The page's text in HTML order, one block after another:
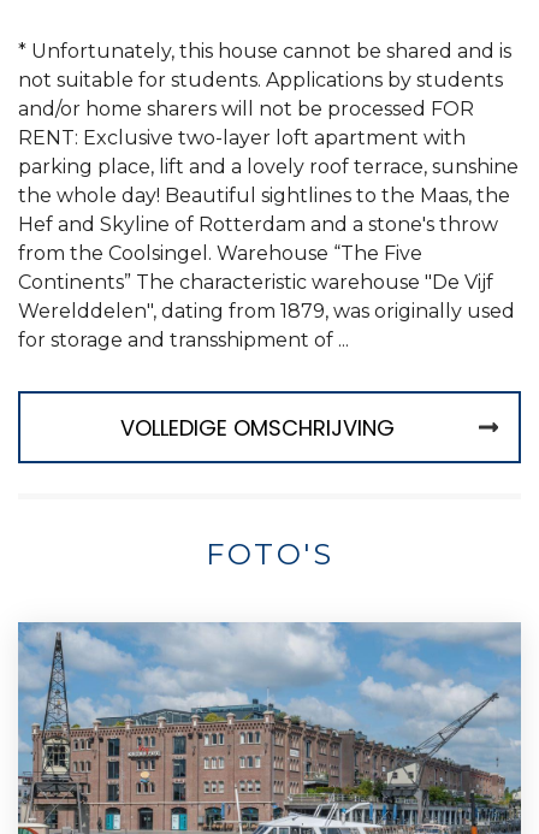
* Unfortunately, this house cannot be shared and is
not suitable for students. Applications by students
and/or home sharers will not be processed FOR
RENT: Exclusive two-layer loft apartment with
parking place, lift and a lovely roof terrace, sunshine
the whole day! Beautiful sightlines to the Maas, the
Hef and Skyline of Rotterdam and a stone's throw
from the Coolsingel. Warehouse “The Five
Continents” The characteristic warehouse "De Vijf
Werelddelen", dating from 1879, was originally used
for storage and transshipment of ...
VOLLEDIGE OMSCHRIJVING
FOTO'S